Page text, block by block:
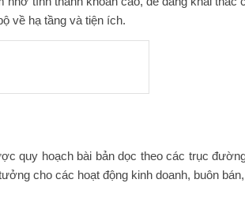
về hạ tầng và tiện ích.
quy hoạch bài bản dọc theo các trục
cho các hoạt động kinh doanh, buôn